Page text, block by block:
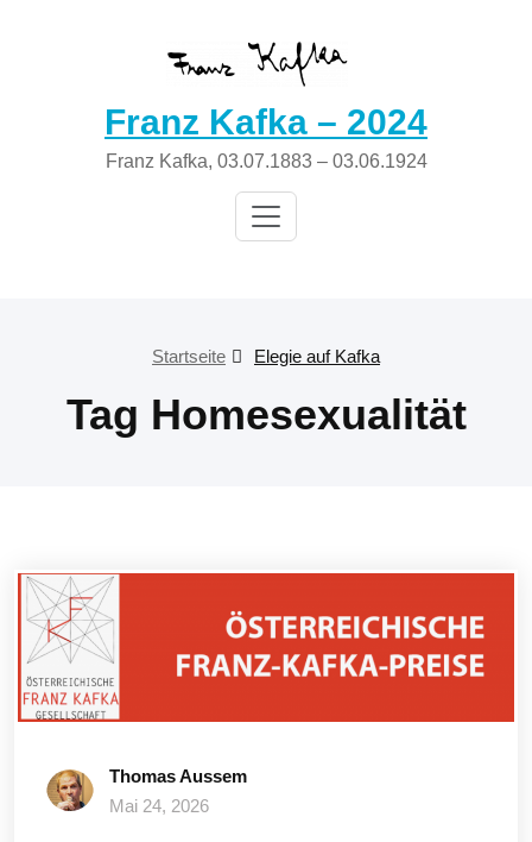
Franz Kafka – 2024
Franz Kafka, 03.07.1883 – 03.06.1924
Startseite Elegie auf Kafka
Tag Homesexualität
Thomas Aussem
Mai 24, 2026